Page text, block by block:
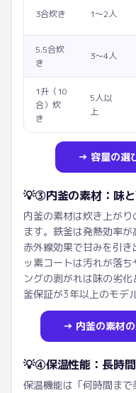
3合炊き 1〜2人
5.5合炊
き
3〜4人
1升（10
合）炊
き
5人以
上
→ 容量の選
💡③内釜の素材：味
内釜の素材は炊き上が
ます。鉄釜は発熱効率
赤外線効果で甘みを引
ッ素コートは汚れが落
ングの剥がれは味の劣
釜保証が3年以上のモデ
→ 内釜の素材
💡④保温性能：長時
保温機能は「何時間ま